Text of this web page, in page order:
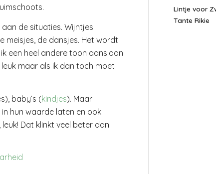
de situaties. Wijntjes
meisjes, de dansjes. Het wordt
een heel andere toon aanslaan
maar als ik dan toch moet
baby’s (kindjes). Maar
hun waarde laten en ook
Dat klinkt veel beter dan:
Lintje voor
Tante Rikie